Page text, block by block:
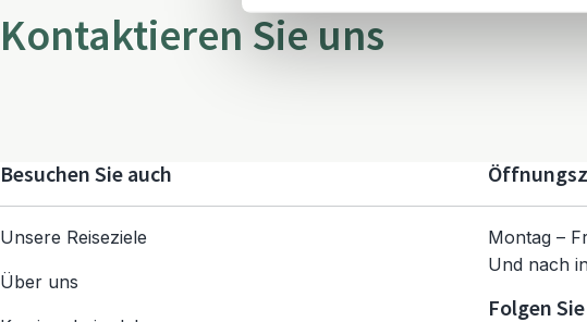
Kontaktieren Sie uns
Besuchen Sie auch
Unsere Reiseziele
Über uns
Montag –
Und nach
Folgen